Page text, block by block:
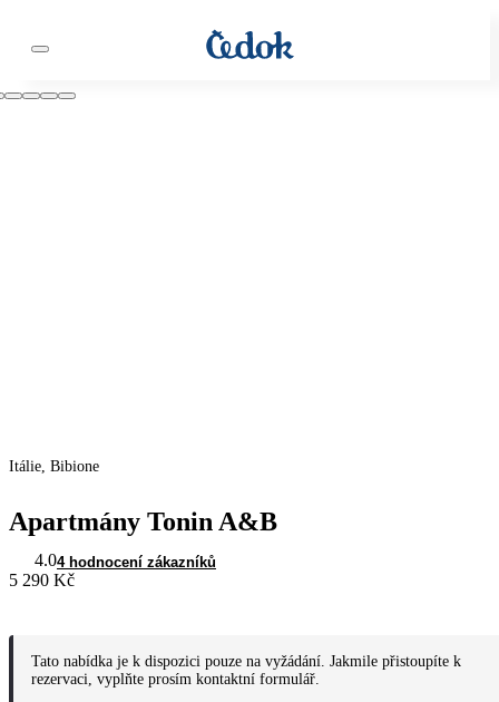
Itálie, Bibione
Apartmány Tonin A&B
4.04 hodnocení zákazníků
5 290 Kč
Tato nabídka je k dispozici pouze na vyžádání. Jakmile přistoupíte k
rezervaci, vyplňte prosím kontaktní formulář.